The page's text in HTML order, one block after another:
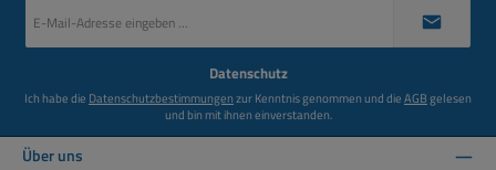
Mail-
Datenschutz
Ich habe die Datenschutzbestimmungenzur Kenntnis genommen und dieAGBgelesen
und bin mit ihnen einverstanden.
Über uns